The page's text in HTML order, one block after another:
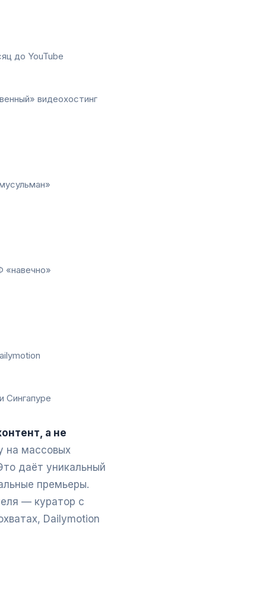
до YouTube
видеохостинг
«навечно»
Сингапуре
а не
на массовых
даёт уникальный
премьеры.
— куратор с
Dailymotion